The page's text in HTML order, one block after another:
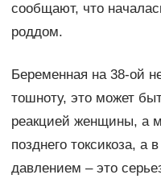
сообщают, что
роддом.
Беременная на 38-ой
тошноту, это может
реакцией женщины, а
позднего токсикоза,
давлением – это